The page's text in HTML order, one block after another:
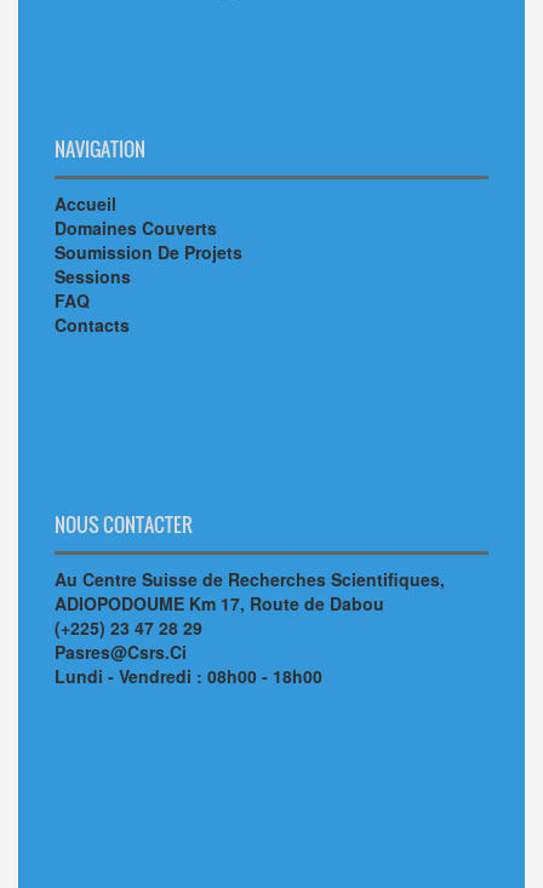
NAVIGATION
Accueil
Domaines Couverts
Soumission De Projets
Sessions
FAQ
Contacts
NOUS CONTACTER
Au Centre Suisse de Recherches Scientifiques,
ADIOPODOUME Km 17, Route de Dabou
(+225) 23 47 28 29
Pasres@Csrs.Ci
Lundi - Vendredi : 08h00 - 18h00